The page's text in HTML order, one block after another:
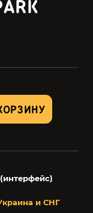
и СНГ